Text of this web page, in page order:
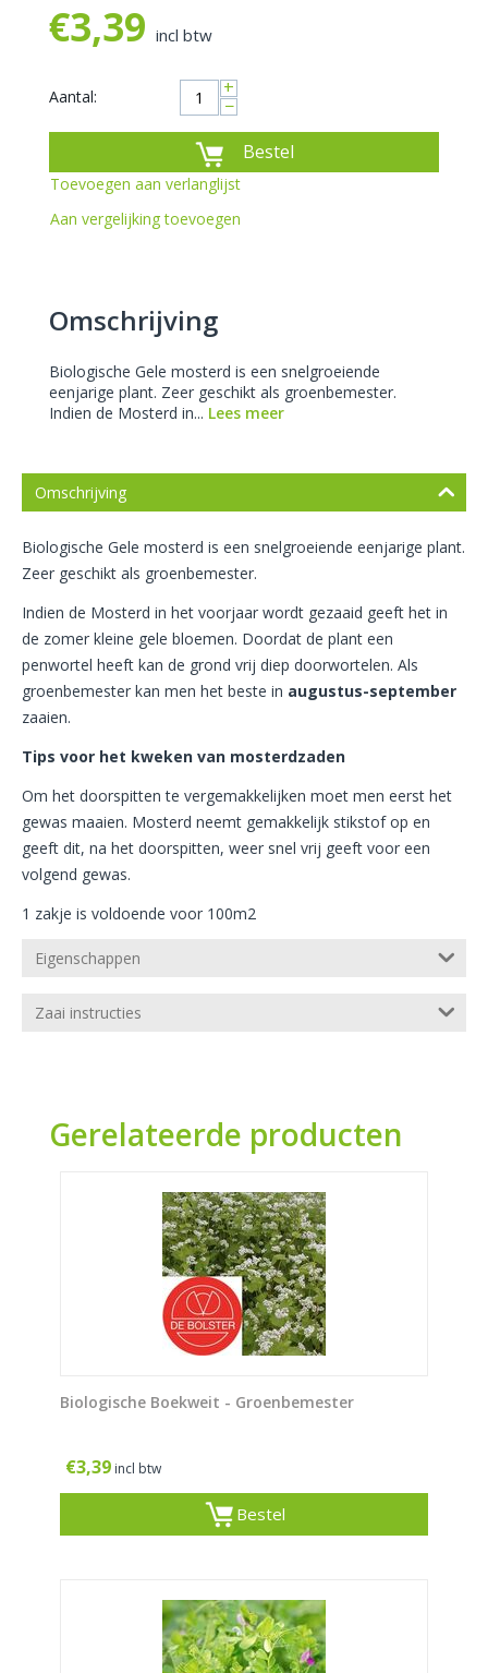
€3,39 incl btw
Aantal: +
−
Bestel
Toevoegen aan verlanglijst
Aan vergelijking toevoegen
Omschrijving
Biologische Gele mosterd is een snelgroeiende
eenjarige plant. Zeer geschikt als groenbemester.
Indien de Mosterd in... Lees meer
Omschrijving
Biologische Gele mosterd is een snelgroeiende eenjarige plant.
Zeer geschikt als groenbemester.
Indien de Mosterd in het voorjaar wordt gezaaid geeft het in
de zomer kleine gele bloemen. Doordat de plant een
penwortel heeft kan de grond vrij diep doorwortelen. Als
groenbemester kan men het beste in augustus-september
zaaien.
Tips voor het kweken van mosterdzaden
Om het doorspitten te vergemakkelijken moet men eerst het
gewas maaien. Mosterd neemt gemakkelijk stikstof op en
geeft dit, na het doorspitten, weer snel vrij geeft voor een
volgend gewas.
1 zakje is voldoende voor 100m2
Eigenschappen
Zaai instructies
Gerelateerde producten
Biologische Boekweit - Groenbemester
€3,39 incl btw
Bestel